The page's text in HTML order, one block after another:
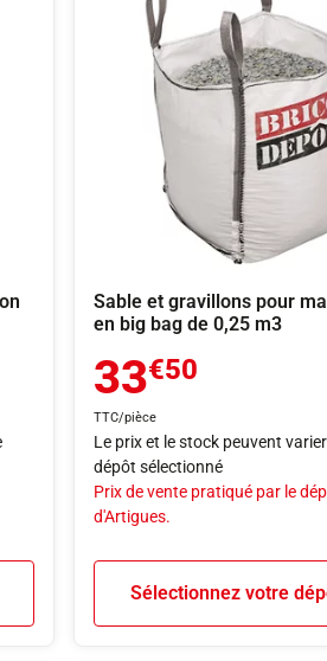
Sable et gravillons pour
en big bag de 0,25 m3
33€50
TTC/pièce
Le prix et le stock peuvent
dépôt sélectionné
Prix de vente pratiqué par le
d'Artigues.
Sélectionnez votre